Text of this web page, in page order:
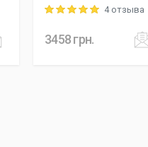
Rating: 5 out of 54 отзыва
3458грн.